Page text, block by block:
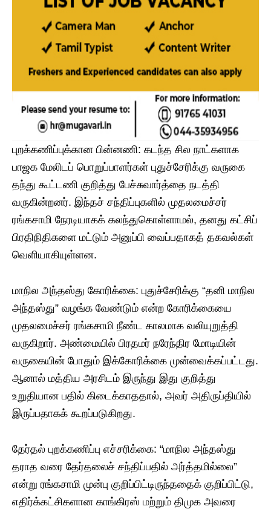
​புறக்கணிப்புக்கான பின்னணி: கடந்த சில நாட்களாக
பாஜக மேலிடப் பொறுப்பாளர்கள் புதுச்சேரிக்கு வருகை
தந்து கூட்டணி குறித்து பேச்சுவார்த்தை நடத்தி
வருகின்றனர். இந்தச் சந்திப்புகளில் முதலமைச்சர்
ரங்கசாமி நேரடியாகக் கலந்துகொள்ளாமல், தனது கட்சிப்
பிரதிநிதிகளை மட்டும் அனுப்பி வைப்பதாகத் தகவல்கள்
வெளியாகியுள்ளன.
​மாநில அந்தஸ்து கோரிக்கை: புதுச்சேரிக்கு “தனி மாநில
அந்தஸ்து” வழங்க வேண்டும் என்ற கோரிக்கையை
முதலமைச்சர் ரங்கசாமி நீண்ட காலமாக வலியுறுத்தி
வருகிறார். அண்மையில் பிரதமர் நரேந்திர மோடியின்
வருகையின் போதும் இக்கோரிக்கை முன்வைக்கப்பட்டது.
ஆனால் மத்திய அரசிடம் இருந்து இது குறித்து
உறுதியான பதில் கிடைக்காததால், அவர் அதிருப்தியில்
இருப்பதாகக் கூறப்படுகிறது.
​தேர்தல் புறக்கணிப்பு எச்சரிக்கை: “மாநில அந்தஸ்து
தராத வரை தேர்தலைச் சந்திப்பதில் அர்த்தமில்லை”
என்று ரங்கசாமி முன்பு குறிப்பிட்டிருந்ததைக் குறிப்பிட்டு,
எதிர்க்கட்சிகளான காங்கிரஸ் மற்றும் திமுக அவரை